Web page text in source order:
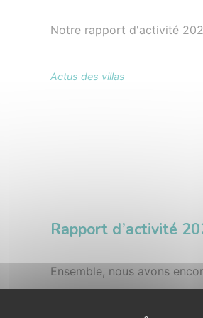
Notre rapport d'activité
Actus des villas
Rapport d’activité
Ensemble, nous avons